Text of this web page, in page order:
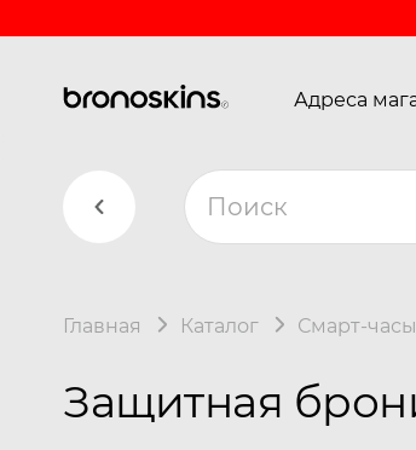
Адреса
Главная Каталог Смарт-часы
Защитная